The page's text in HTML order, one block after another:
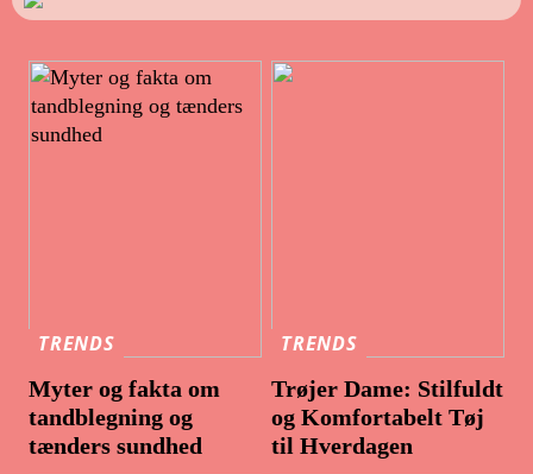
TRENDS
Myter og fakta om
tandblegning og
tænders sundhed
TRENDS
Trøjer Dame: Stilfuldt
og Komfortabelt Tøj
til Hverdagen